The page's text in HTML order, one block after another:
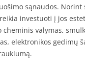
sąnaudos.
investuoti į jos
cheminis valymas,
elektronikos